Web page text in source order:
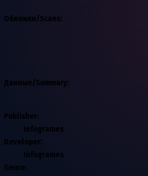
Обложки/Scans:
Данные/Summary:
Publisher:
Infogrames
Developer:
Infogrames
Genre: